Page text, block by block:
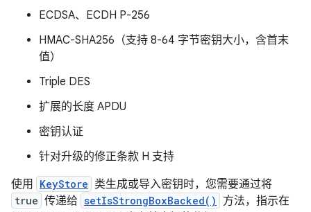
ECDSA、ECDH P-256
HMAC-SHA256（支持 8-64 字节密钥大小，含首末
值）
Triple DES
扩展的长度 APDU
密钥认证
针对升级的修正条款 H 支持
使用
KeyStore 类生成或导入密钥时，您需要通过将
true 传递给 setIsStrongBoxBacked()
方法，指示在